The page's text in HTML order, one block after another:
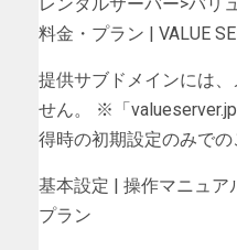
料金・プラン | VALUE
提供サブドメインには
せん。 ※「
得時の初期設定のみでの
基本設定 | 操作マニュア
プラン